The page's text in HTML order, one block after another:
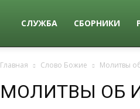
qkid.top
СЛУЖБА СБОРНИКИ
Главная Слово Божие Молитвы
МОЛИТВЫ ОБ